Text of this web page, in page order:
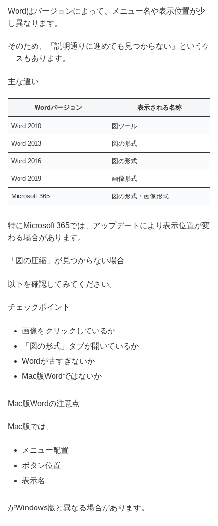
Wordはバージョンによって、メニュー名や表示位置が少
し異なります。
そのため、「説明通りに進めても見つからない」というケ
ースもあります。
主な違い
Wordバージョン 表示される名称
Word 2010 図ツール
Word 2013 図の形式
Word 2016 図の形式
Word 2019 画像形式
Microsoft 365 図の形式・画像形式
特にMicrosoft 365では、アップデートにより表示位置が変
わる場合があります。
「図の圧縮」が見つからない場合
以下を確認してみてください。
チェックポイント
画像をクリックしているか
「図の形式」タブが開いているか
Wordが古すぎないか
Mac版Wordではないか
Mac版Wordの注意点
Mac版では、
メニュー配置
ボタン位置
表示名
がWindows版と異なる場合があります。